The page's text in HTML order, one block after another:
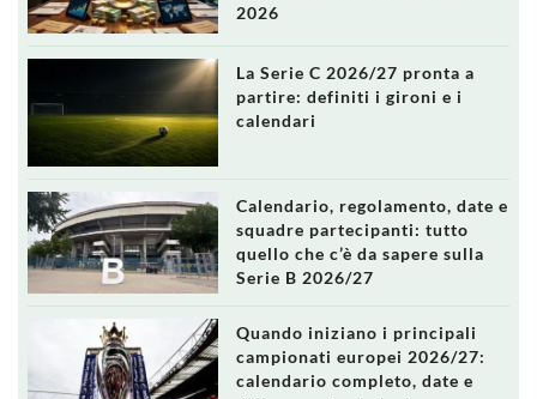
2026
La Serie C 2026/27 pronta a
partire: definiti i gironi e i
calendari
Calendario, regolamento, date e
squadre partecipanti: tutto
quello che c’è da sapere sulla
Serie B 2026/27
Quando iniziano i principali
campionati europei 2026/27:
calendario completo, date e